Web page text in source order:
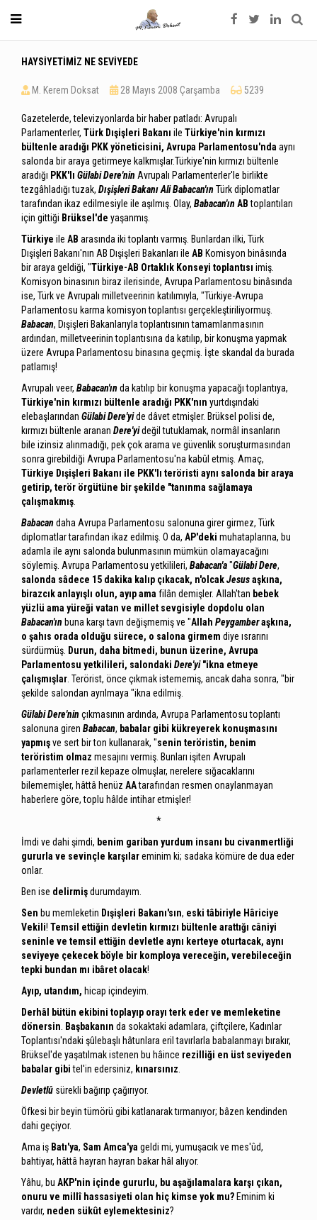
HAYSİYETİMİZ NE SEVİYEDE
M. Kerem Doksat 28 Mayıs 2008 Çarşamba 5239
Gazetelerde, televizyonlarda bir haber patladı: Avrupalı
Parlamenterler, Türk Dışişleri Bakanı ile Türkiye'nin kırmızı
bültenle aradığı PKK yöneticisini, Avrupa Parlamentosu'nda aynı
salonda bir araya getirmeye kalkmışlar.Türkiye'nin kırmızı bültenle
aradığı PKK'lı Gülabi Dere'nin Avrupalı Parlamenterler'le birlikte
tezgâhladığı tuzak, Dışişleri BakanıAli Babacan'ınTürk diplomatlar
tarafından ikaz edilmesiyle ile aşılmış. Olay, Babacan'ınABtoplantıları
için gittiği Brüksel'de yaşanmış.
Türkiye ile AB arasında iki toplantı varmış. Bunlardan ilki, Türk
Dışişleri Bakanı'nın AB Dışişleri Bakanları ile AB Komisyon binâsında
bir araya geldiği, "Türkiye-AB Ortaklık Konseyi toplantısı imiş.
Komisyon binasının biraz ilerisinde, Avrupa Parlamentosu binâsında
ise, Türk ve Avrupalı milletveerinin katılımıyla, "Türkiye-Avrupa
Parlamentosu karma komisyon toplantısı gerçekleştiriliyormuş.
Babacan, Dışişleri Bakanlarıyla toplantısının tamamlanmasının
ardından, milletveerinin toplantısına da katılıp, bir konuşma yapmak
üzere Avrupa Parlamentosu binasına geçmiş. İşte skandal da burada
patlamış!
Avrupalı veer, Babacan'ında katılıp bir konuşma yapacağı toplantıya,
Türkiye'nin kırmızı bültenle aradığı PKK'nın yurtdışındaki
elebaşlarından Gülabi Dere'yide dâvet etmişler. Brüksel polisi de,
kırmızı bültenle aranan Dere'yideğil tutuklamak, normâl insanların
bile izinsiz alınmadığı, pek çok arama ve güvenlik soruşturmasından
sonra girebildiği Avrupa Parlamentosu'na kabûl etmiş. Amaç,
Türkiye Dışişleri Bakanı ile PKK'lı teröristi aynı salonda bir araya
getirip, terör örgütüne bir şekilde "tanınma sağlamaya
çalışmakmış
Babacandaha Avrupa Parlamentosu salonuna girer girmez, Türk
diplomatlar tarafından ikaz edilmiş. O da, AP'deki muhataplarına, bu
adamla ile aynı salonda bulunmasının mümkün olamayacağını
söylemiş. Avrupa Parlamentosu yetkilileri, Babacan'a"Gülabi Dere,
salonda sâdece 15 dakika kalıp çıkacak, n'olcakJesusaşkına,
birazcık anlayışlı olun, ayıp ama filân demişler. Allah'tan bebek
yüzlü ama yüreği vatan ve millet sevgisiyle dopdolu olan
Babacan'ın buna karşı tavrı değişmemiş ve "Allah Peygamberaşkına,
o şahıs orada olduğu sürece, o salona girmem diye ısrarını
sürdürmüş. Durun, daha bitmedi, bunun üzerine, Avrupa
Parlamentosu yetkilileri, salondaki Dere'yi"ikna etmeye
çalışmışlar . Terörist, önce çıkmak istememiş, ancak daha sonra, "bir
şekilde salondan ayrılmaya "ikna edilmiş.
Gülabi Dere'ninçıkmasının ardında, Avrupa Parlamentosu toplantı
salonuna giren Babacan, babalar gibi kükreyerek konuşmasını
yapmışve sert bir ton kullanarak, "senin teröristin, benim
teröristim olmaz mesajını vermiş. Bunları işiten Avrupalı
parlamenterler rezil kepaze olmuşlar, nerelere sığacaklarını
bilememişler, hâttâ henüz AAtarafından resmen onaylanmayan
haberlere göre, toplu hâlde intihar etmişler!
*
İmdi ve dahi şimdi, benim gariban yurdum insanı bu civanmertliği
gururla ve sevinçle karşılareminim ki; sadaka kömüre de dua eder
onlar.
Ben ise delirmişdurumdayım.
Sen bu memleketin Dışişleri Bakanı'sın, eski tâbiriyle Hâriciye
Vekili! Temsil ettiğin devletin kırmızı bültenle arattığı câniyi
seninle ve temsil ettiğin devletle aynı kerteye oturtacak, aynı
seviyeye çekecek böyle bir komploya vereceğin, verebileceğin
tepki bundan mı ibâret olacak!
Ayıp, utandım, hicap içindeyim.
Derhâl bütün ekibini toplayıp orayı terk eder ve memleketine
dönersin
Başbakanın da sokaktaki adamlara, çiftçilere, Kadınlar
Toplantısı'ndaki şûlebaşlı hâtunlara eril tavırlarla babalanmayı bırakır,
Brüksel'de yaşatılmak istenen bu hâince rezilliği en üst seviyeden
babalar gibitel'in edersiniz, kınarsınız
Devletlû sürekli bağırıp çağırıyor.
Öfkesi bir beyin tümörü gibi katlanarak tırmanıyor; bâzen kendinden
dahi geçiyor.
Ama iş Batı'ya, Sam Amca'ya geldi mi, yumuşacık ve mes'ûd,
bahtiyar, hâttâ hayran hayran bakar hâl alıyor.
Yâhu, bu AKP'nin içinde gururlu, bu aşağılamalara karşı çıkan,
onuru ve millî hassasiyeti olan hiç kimse yok mu? Eminim ki
vardır, neden sükût eylemektesiniz?